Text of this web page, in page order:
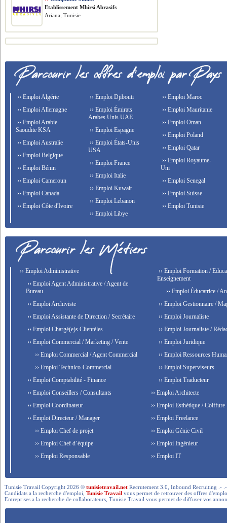
Etablissement Mhirsi Abrasifs
Ariana, Tunisie
›› Emploi Algérie
›› Emploi Allemagne
›› Emploi Arabie
Saoudite KSA
›› Emploi Australie
›› Emploi Belgique
›› Emploi Bénin
›› Emploi Cameroun
›› Emploi Canada
›› Emploi Côte d'Ivoire
›› Emploi Djibouti
›› Emploi Émirats
Arabes Unis UAE
›› Emploi Espagne
›› Emploi États-Unis
USA
›› Emploi France
›› Emploi Italie
›› Emploi Kuwait
›› Emploi Lebanon
›› Emploi Libye
›› Emploi Maroc
›› Emploi Mauritanie
›› Emploi Oman
›› Emploi Poland
›› Emploi Qatar
›› Emploi Royaume-
Uni
›› Emploi Senegal
›› Emploi Suisse
›› Emploi Tunisie
›› Emploi Administrative
›› Emploi Agent Administrative / Agent de
Bureau
›› Emploi Archiviste
›› Emploi Assistante de Direction / Secrétaire
›› Emploi Chargé(e)s Clientèles
›› Emploi Commercial / Marketing / Vente
›› Emploi Commercial / Agent Commercial
›› Emploi Technico-Commercial
›› Emploi Comptabilité - Finance
›› Emploi Conseillers / Consultants
›› Emploi Coordinateur
›› Emploi Directeur / Manager
›› Emploi Chef de projet
›› Emploi Chef d’équipe
›› Emploi Responsable
›› Emploi Formation /
Enseignement
›› Emploi Éducatrice /
›› Emploi Gestionnaire /
›› Emploi Journaliste
›› Emploi Journaliste /
›› Emploi Juridique
›› Emploi Ressources
›› Emploi Superviseurs
›› Emploi Traducteur
›› Emploi Architecte
›› Emploi Esthétique / Coiffure
›› Emploi Freelance
›› Emploi Génie Civil
›› Emploi Ingénieur
›› Emploi IT
Tunisie Travail Copyright 2026 ©tunisietravail.net Recrutement 3.0, Inbound Recruiting .-
Candidats a la recherche d'emploi,Tunisie Travail vous permet de retrouver des offres
Entreprises a la recherche de collaborateurs, Tunisie Travail vous permet de diffuser vos